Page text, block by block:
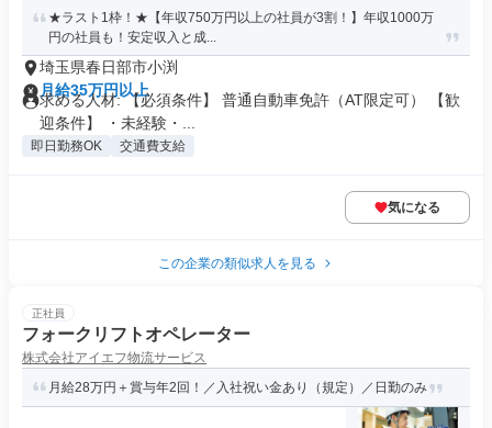
★ラスト1枠！★【年収750万円以上の社員が3割！】年収1000万
円の社員も！安定収入と成...
埼玉県春日部市小渕
月給35万円以上
求める人材: 【必須条件】 普通自動車免許（AT限定可） 【歓
迎条件】 ・未経験・...
即日勤務OK 交通費支給
気になる
この企業の類似求人を見る
正社員
フォークリフトオペレーター
株式会社アイエフ物流サービス
月給28万円＋賞与年2回！／入社祝い金あり（規定）／日勤のみ